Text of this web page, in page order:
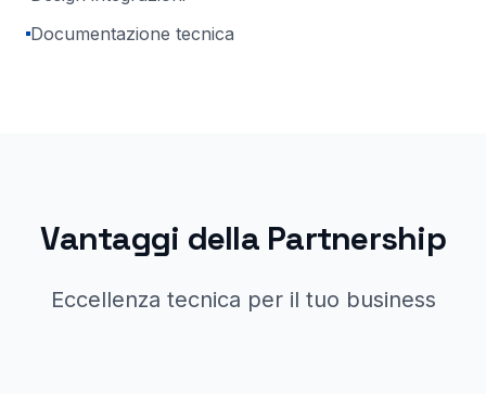
Documentazione tecnica
Vantaggi della Partnership
Eccellenza tecnica per il tuo business